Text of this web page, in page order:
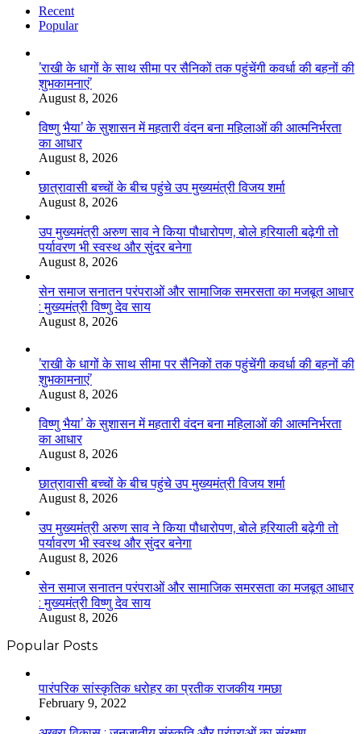
Recent
Popular
’राखी के धागों के साथ सीमा पर सैनिकों तक पहुंचेंगी कवर्धा की बहनों की
शुभकामनाएं’
August 8, 2026
विष्णु भैया’ के सुशासन में महतारी वंदन बना महिलाओं की आत्मनिर्भरता
का आधार
August 8, 2026
छात्रावासी बच्चों के बीच पहुंचे उप मुख्यमंत्री विजय शर्मा
August 8, 2026
उप मुख्यमंत्री अरुण साव ने किया पौधारोपण, बोले हरियाली बढ़ेगी तो
पर्यावरण भी स्वस्थ और सुंदर बनेगा
August 8, 2026
सेन समाज सनातन परंपराओं और सामाजिक समरसता का मजबूत आधार
: मुख्यमंत्री विष्णु देव साय
August 8, 2026
’राखी के धागों के साथ सीमा पर सैनिकों तक पहुंचेंगी कवर्धा की बहनों की
शुभकामनाएं’
August 8, 2026
विष्णु भैया’ के सुशासन में महतारी वंदन बना महिलाओं की आत्मनिर्भरता
का आधार
August 8, 2026
छात्रावासी बच्चों के बीच पहुंचे उप मुख्यमंत्री विजय शर्मा
August 8, 2026
उप मुख्यमंत्री अरुण साव ने किया पौधारोपण, बोले हरियाली बढ़ेगी तो
पर्यावरण भी स्वस्थ और सुंदर बनेगा
August 8, 2026
सेन समाज सनातन परंपराओं और सामाजिक समरसता का मजबूत आधार
: मुख्यमंत्री विष्णु देव साय
August 8, 2026
Popular Posts
​​​​​​​पारंपरिक सांस्कृतिक धरोहर का प्रतीक राजकीय गमछा
February 9, 2022